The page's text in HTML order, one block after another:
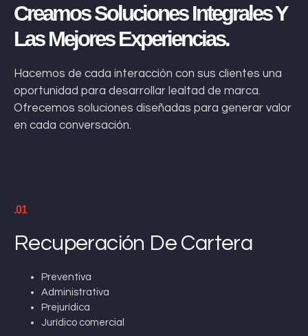
Creamos Soluciones Integrales Y
Las Mejores Experiencias.
Hacemos de cada interacción con sus clientes una
oportunidad para desarrollar lealtad de marca.
Ofrecemos soluciones diseñadas para generar valor
en cada conversación.
.01
Recuperación De Cartera
Preventiva
Administrativa
Prejurídica
Jurídico comercial